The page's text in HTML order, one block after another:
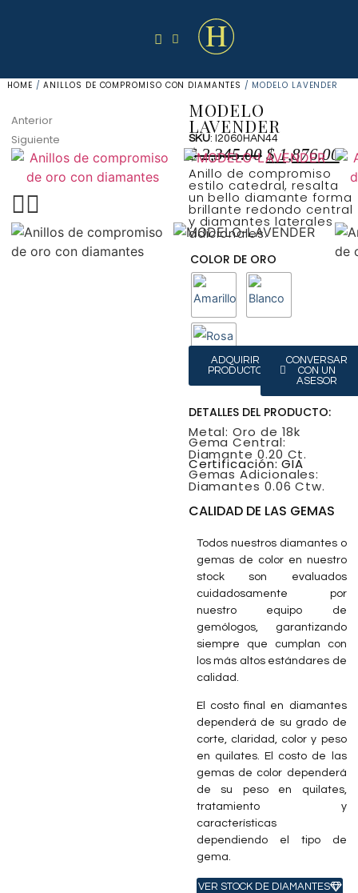
HOME /ANILLOS DE COMPROMISO CON DIAMANTES / MODELO LAVENDER
Anterior
Siguiente
MODELO
LAVENDER
SKU: I2060HAN44
$2,345.00 $1,876.00
Anillo de compromiso
estilo catedral, resalta
un bello diamante forma
brillante redondo central
y diamantes laterales
adicionales.
COLOR DE ORO
ADQUIRIR
PRODUCTO
CONVERSAR
CON UN
ASESOR
DETALLES DEL PRODUCTO:
Metal: Oro de 18k
Gema Central:
Diamante 0.20 Ct.
Certificación: GIA
Gemas Adicionales:
Diamantes 0.06 Ctw.
CALIDAD DE LAS GEMAS
Todos nuestros diamantes o
gemas de color en nuestro
stock son evaluados
cuidadosamente por
nuestro equipo de
gemólogos, garantizando
siempre que cumplan con
los más altos estándares de
calidad.
El costo final en diamantes
dependerá de su grado de
corte, claridad, color y peso
en quilates. El costo de las
gemas de color dependerá
de su peso en quilates,
tratamiento y
características
dependiendo el tipo de
gema.
VER STOCK DE DIAMANTES